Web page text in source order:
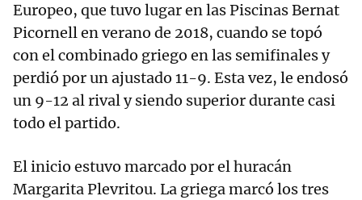
Europeo, que tuvo lugar en las Piscinas Bernat
Picornell en verano de 2018, cuando se topó
con el combinado griego en las semifinales y
perdió por un ajustado 11-9. Esta vez, le endosó
un 9-12 al rival y siendo superior durante casi
todo el partido.
El inicio estuvo marcado por el huracán
Margarita Plevritou. La griega marcó los tres